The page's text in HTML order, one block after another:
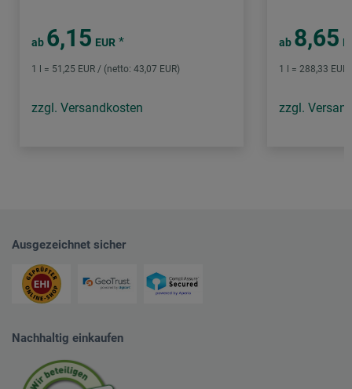
ab 6,15 EUR *
1 l = 51,25 EUR / (netto: 43,07 EUR)
zzgl. Versandkosten
ab 8,65
1 l = 288,33
zzgl.
Ausgezeichnet sicher
Nachhaltig einkaufen